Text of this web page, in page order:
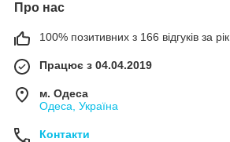
Про нас
100% позитивних з 166 відгуків за рік
Працює з 04.04.2019
м. Одеса
Одеса, Україна
Контакти